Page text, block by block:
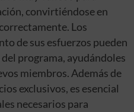
convirtiéndose en
Los
de sus esfuerzos pueden
programa, ayudándoles
miembros. Además de
exclusivos, es esencial
necesarios para